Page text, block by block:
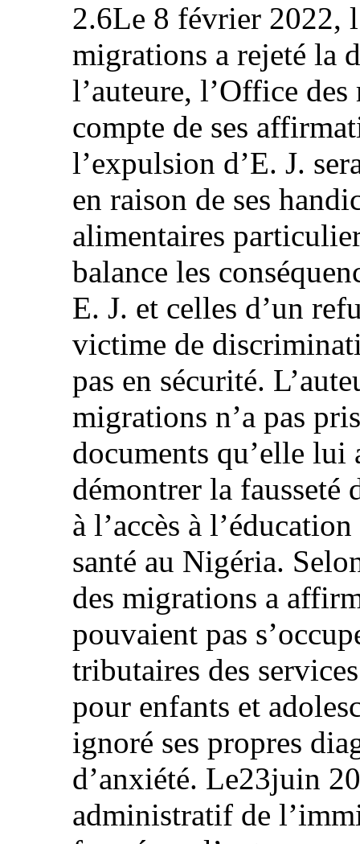
2.6Le 8 février 2022,
migrations a rejeté la
l’auteure, l’Office
compte de ses
l’expulsion d’E. J.
en raison de ses
alimentaires
balance les
E. J. et celles d’un
victime de
pas en sécurité.
migrations n’a pas
documents qu’elle
démontrer la fausseté
à l’accès à
santé au Nigéria.
des migrations a
pouvaient pas
tributaires des
pour enfants et
ignoré ses propres
d’anxiété. Le23juin
administratif de